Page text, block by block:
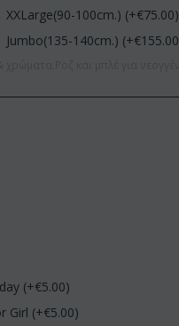
XXLarge(90-100cm.) (+€75.00)
Jumbo(135-140cm.) (+€155.00
(+€5.00)
Girl (+€5.00)